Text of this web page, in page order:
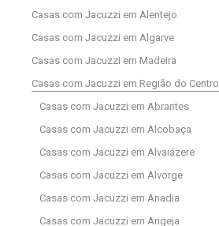
Casas com Jacuzzi em Alentejo
Casas com Jacuzzi em Algarve
Casas com Jacuzzi em Madeira
Casas com Jacuzzi em Região do Centro
Casas com Jacuzzi em Abrantes
Casas com Jacuzzi em Alcobaça
Casas com Jacuzzi em Alvaiázere
Casas com Jacuzzi em Alvorge
Casas com Jacuzzi em Anadia
Casas com Jacuzzi em Angeja